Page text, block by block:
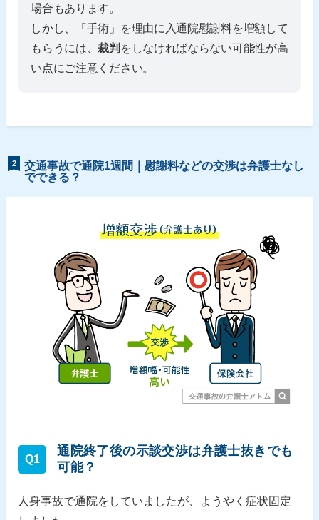
場合もあります。
しかし、「手術」を理由に入通院慰謝料を増額して
もらうには、裁判 をしなければならない可能性が高
い点にご注意ください。
2
交通事故で通院1週間｜慰謝料などの交渉は弁護士なし
でできる？
Q1
通院終了後の示談交渉は弁護士抜きでも
可能？
人身事故で通院をしていましたが、ようやく症状固定